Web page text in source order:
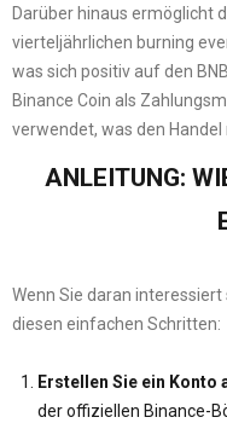
Darüber hinaus ermöglicht
vierteljährlichen burning
was sich positiv auf den
Binance Coin als
verwendet, was den
ANLEITUNG:
Wenn Sie daran
diesen einfachen Schritten:
Erstellen Sie ein Konto
der offiziellen Binance-